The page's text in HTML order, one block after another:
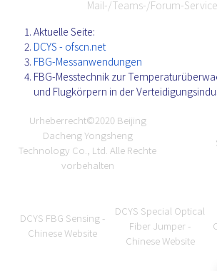
Mail-/Teams-/Forum-
Aktuelle Seite:
DCYS - ofscn.net
FBG-Messanwendungen
FBG-Messtechnik zur
und Flugkörpern in der
Urheberrecht©2020 Beijing
Dacheng Yongsheng
Technology Co., Ltd. Alle Rechte
vorbehalten
DCYS FBG Sensing -
Chinese Website
DCYS Special Optical
Fiber Jumper -
Chinese Website